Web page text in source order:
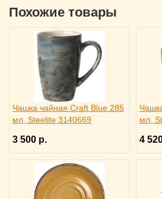
Похожие товары
Чашка чайная Craft Blue 285
мл, Steelite 3140669
3 500 р.
мл,
4